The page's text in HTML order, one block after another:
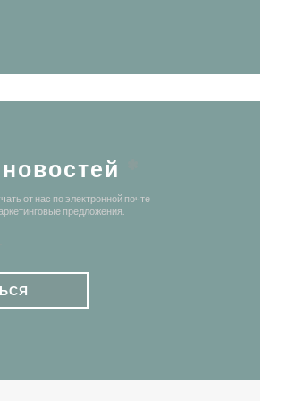
от нас по электронной почте
предложения.